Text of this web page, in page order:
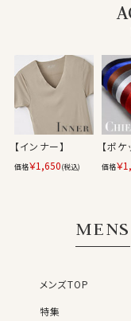
【インナー】
価格￥1,650(税込)
【ポケ
価格￥
MENS
メンズTOP
特集